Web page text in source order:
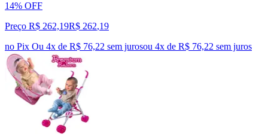
14% OFF
Preço R$ 262,19R$ 262,19
no Pix Ou 4x de R$ 76,22 sem jurosou 4x de R$ 76,22 sem juros